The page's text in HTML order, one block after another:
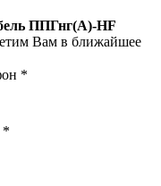
ППГнг(A)-HF
Вам в ближайшее
*
*